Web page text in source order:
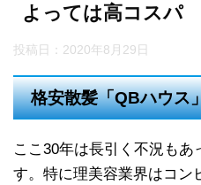
よっては高コスパ
投稿日： 2020年8月29日
格安散髪「QBハウス
ここ30年は長引く不況も
す。特に理美容業界はコン